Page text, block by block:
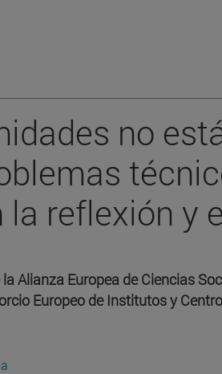
no
la reflexión y
Alianza Europea de Ciencias
Europeo de Institutos y